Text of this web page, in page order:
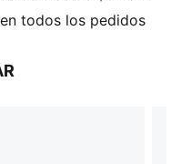
todos los pedidos